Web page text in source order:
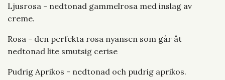
Ljusrosa - nedtonad gammelrosa med inslag av
creme.
Rosa - den perfekta rosa nyansen som går åt
nedtonad lite smutsig cerise
Pudrig Aprikos - nedtonad och pudrig aprikos.